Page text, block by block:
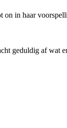
in haar
geduldig af wat